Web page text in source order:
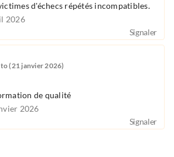
d'échecs répétés incompatibles.
2026
Signaler
(21 janvier 2026)
de qualité
2026
Signaler